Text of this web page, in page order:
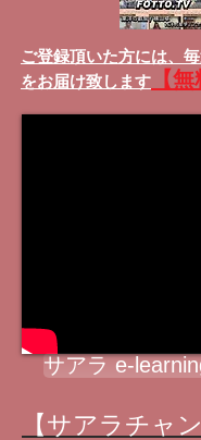
ご登録頂いた方には、
をお届け致します
【無
サアラ e-
【サアラチャ